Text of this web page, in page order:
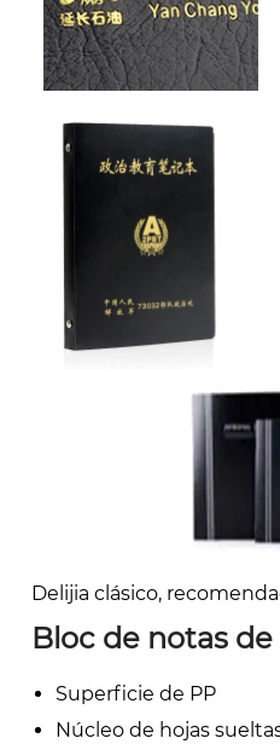
Delijia clásico,
Bloc de notas
Superficie de PP
Núcleo de hojas